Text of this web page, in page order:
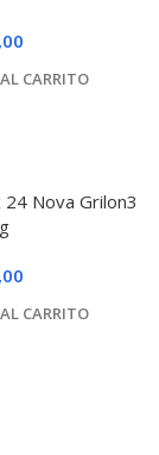
CARRITO
24 Nova Grilon3
CARRITO